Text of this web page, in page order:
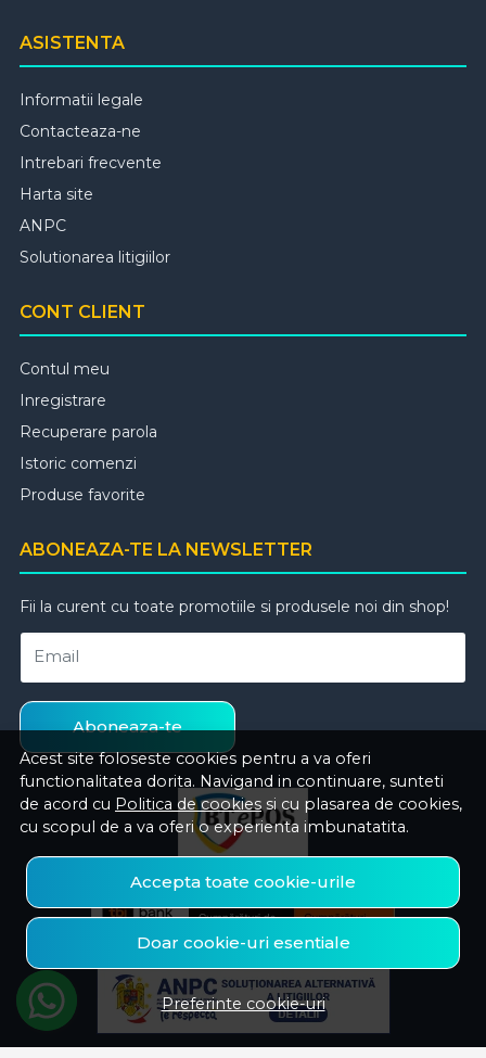
Acest site foloseste cookies pentru a va oferi
functionalitatea dorita. Navigand in continuare, sunteti
de acord cu Politica de cookies si cu plasarea de cookies,
cu scopul de a va oferi o experienta imbunatatita.
Accepta toate cookie-urile
Doar cookie-uri esentiale
Preferinte cookie-uri
ASISTENTA
Informatii legale
Contacteaza-ne
Intrebari frecvente
Harta site
ANPC
Solutionarea litigiilor
CONT CLIENT
Contul meu
Inregistrare
Recuperare parola
Istoric comenzi
Produse favorite
ABONEAZA-TE LA NEWSLETTER
Fii la curent cu toate promotiile si produsele noi din shop!
Email
Aboneaza-te